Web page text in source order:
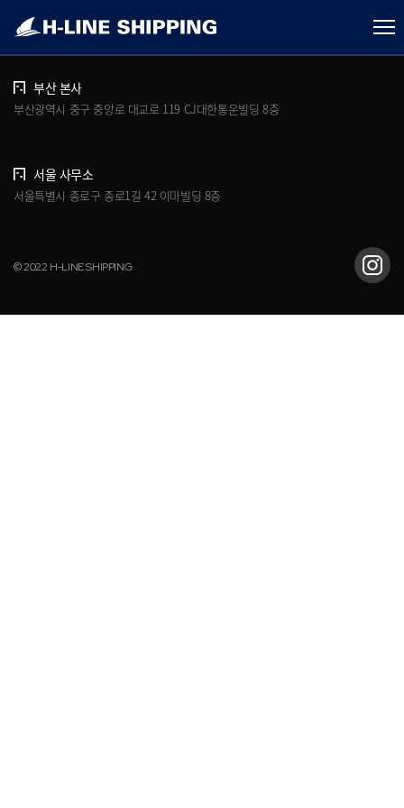
개인정보처리방침 브로슈어 다운로드
부산 본사
부산광역시 중구 중앙로 대교로 119 CJ대한통운빌딩 8층
서울 사무소
서울특별시 종로구 종로1길 42 이마빌딩 8층
© 2022 H-LINE SHIPPING.